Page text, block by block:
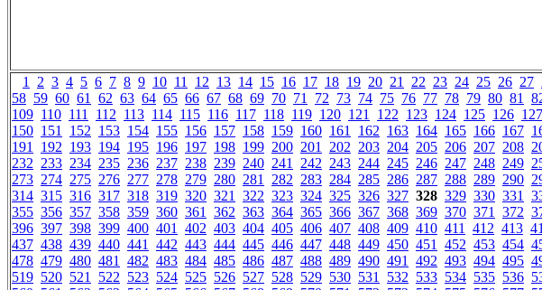
1 2 3 4 5 6 7 8 9 10 11 12 13 14 15 16 17 18 19 20 21 22 23 24 25 26 27
58 59 60 61 62 63 64 65 66 67 68 69 70 71 72 73 74 75 76 77 78 79 80 81
109 110 111 112 113 114 115 116 117 118 119 120 121 122 123 124 125 126 127
150 151 152 153 154 155 156 157 158 159 160 161 162 163 164 165 166 167
191 192 193 194 195 196 197 198 199 200 201 202 203 204 205 206 207 208
232 233 234 235 236 237 238 239 240 241 242 243 244 245 246 247 248 249
273 274 275 276 277 278 279 280 281 282 283 284 285 286 287 288 289 290
314 315 316 317 318 319 320 321 322 323 324 325 326 327 328 329 330 331
355 356 357 358 359 360 361 362 363 364 365 366 367 368 369 370 371 372
396 397 398 399 400 401 402 403 404 405 406 407 408 409 410 411 412 413
437 438 439 440 441 442 443 444 445 446 447 448 449 450 451 452 453 454
478 479 480 481 482 483 484 485 486 487 488 489 490 491 492 493 494 495
519 520 521 522 523 524 525 526 527 528 529 530 531 532 533 534 535 536